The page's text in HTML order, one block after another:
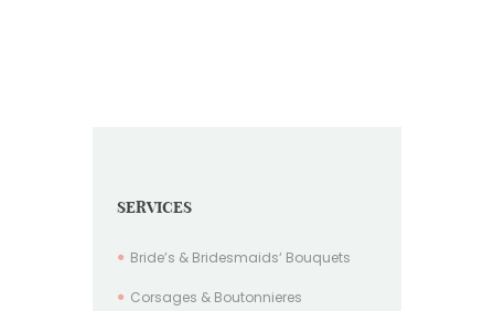
SERVICES
Bride’s & Bridesmaids‘ Bouquets
Corsages & Boutonnieres